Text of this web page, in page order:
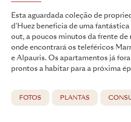
Esta aguardada coleção de
d'Huez beneficia de uma
out, a poucos minutos da frente de
onde encontrará os teleféricos
e Alpauris. Os apartamentos já
prontos a habitar para a próxima
FOTOS PLANTAS